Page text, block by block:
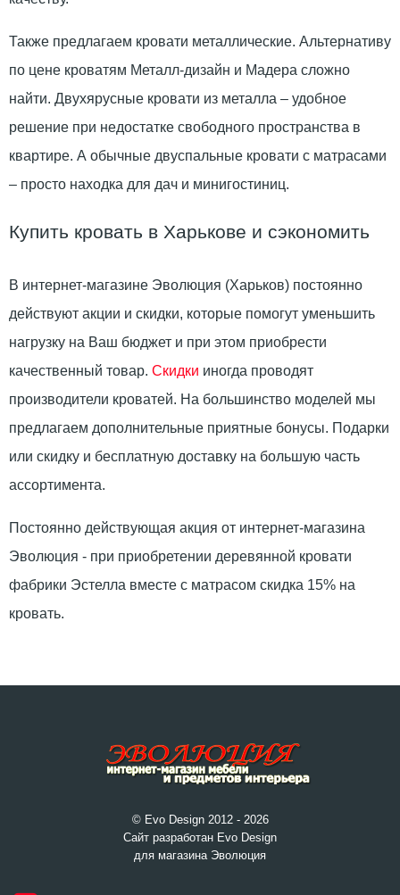
Также предлагаем кровати металлические. Альтернативу
по цене кроватям Металл-дизайн и Мадера сложно
найти. Двухярусные кровати из металла – удобное
решение при недостатке свободного пространства в
квартире. А обычные двуспальные кровати с матрасами
– просто находка для дач и минигостиниц.
Купить кровать в Харькове и сэкономить
В интернет-магазине Эволюция (Харьков) постоянно
действуют акции и скидки, которые помогут уменьшить
нагрузку на Ваш бюджет и при этом приобрести
качественный товар. Скидки иногда проводят
производители кроватей. На большинство моделей мы
предлагаем дополнительные приятные бонусы. Подарки
или скидку и бесплатную доставку на большую часть
ассортимента.
Постоянно действующая акция от интернет-магазина
Эволюция - при приобретении деревянной кровати
фабрики Эстелла вместе с матрасом скидка 15% на
кровать.
© Evo Design 2012 - 2026
Сайт разработан Evo Design
для магазина Эволюция